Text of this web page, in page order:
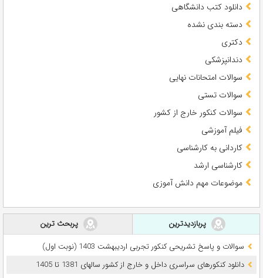
دانلود کتب دانشگاهی
دسته بندی نشده
دکتری
دندانپزشکی
سوالات امتحانات نهایی
سوالات تستی
سوالات کنکور خارج از کشور
فیلم آموزشی
کاردانی به کارشناسی
کارشناسی ارشد
موضوعات مهم دانش آموزی
پربازدیدترین
پربحث ترین
سوالات و پاسخ تشریحی کنکور تجربی اردیبهشت 1403 (نوبت اول)
دانلود کنکورهای سراسری داخل و خارج از کشور سالهای 1381 تا 1405